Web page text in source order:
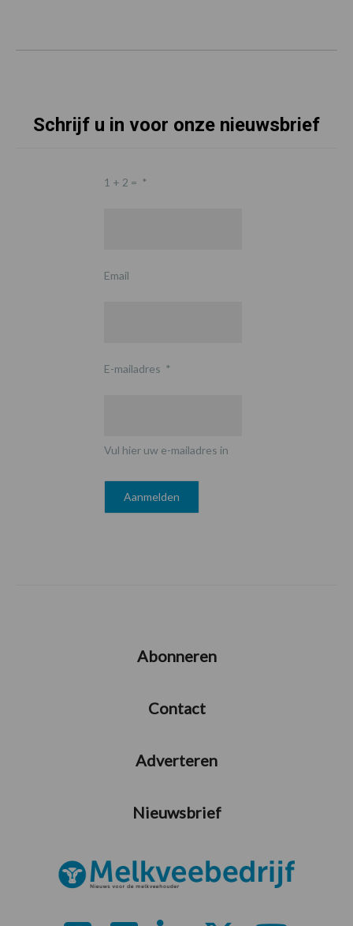
Schrijf u in voor onze nieuwsbrief
1 + 2 = *
Email
E-mailadres *
Vul hier uw e-mailadres in
Abonneren
Contact
Adverteren
Nieuwsbrief